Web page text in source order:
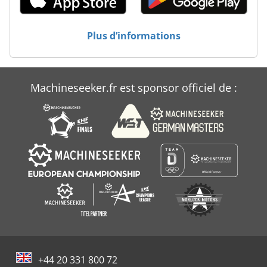
Mfd
Rapid Dgl
Plus d’informations
Machineseeker.fr est sponsor officiel de :
+44 20 331 800 72